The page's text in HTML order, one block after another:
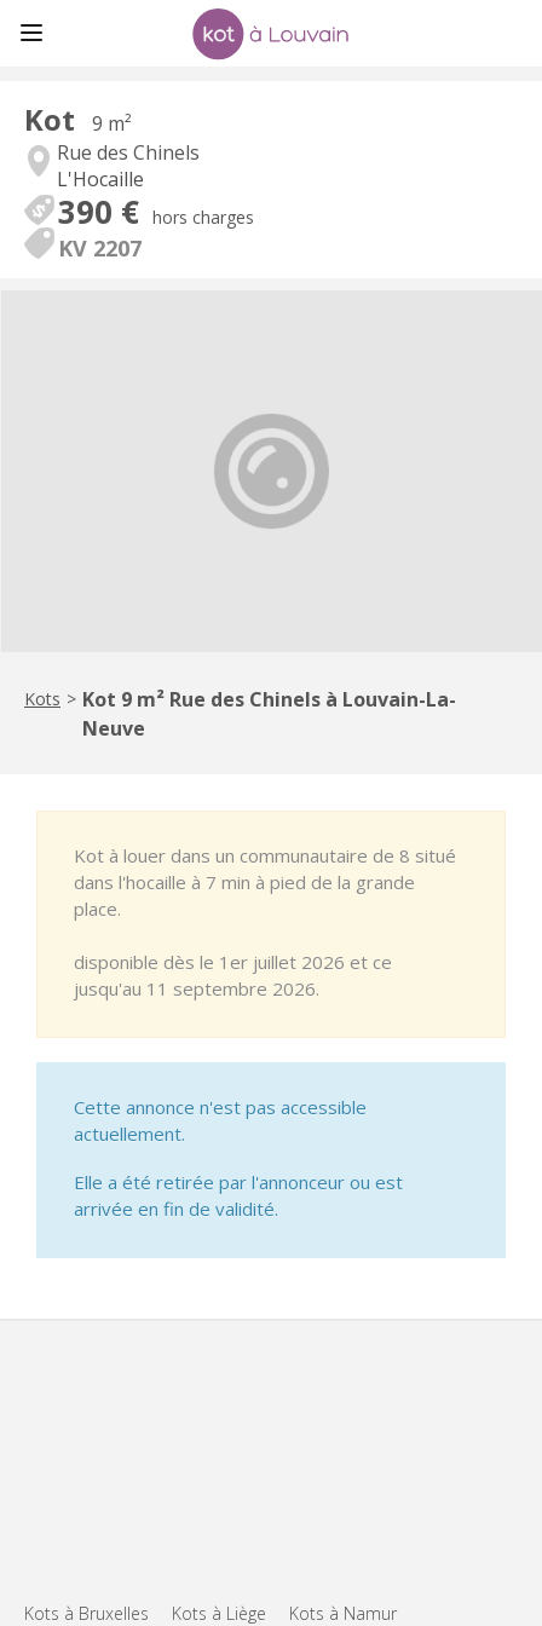
Kot
9 m²
Rue des Chinels
L'Hocaille
390 € hors charges
KV 2207
Kots > Kot 9 m² Rue des Chinels à Louvain-La-
Neuve
Kot à louer dans un communautaire de 8 situé
dans l'hocaille à 7 min à pied de la grande
place.
disponible dès le 1er juillet 2026 et ce
jusqu'au 11 septembre 2026.
Cette annonce n'est pas accessible
actuellement.
Elle a été retirée par l'annonceur ou est
arrivée en fin de validité.
Kots à Bruxelles Kots à Liège Kots à Namur